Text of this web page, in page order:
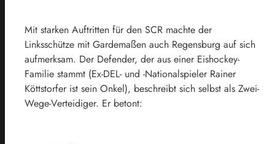
Mit starken Auftritten für den SCR machte der
Linksschütze mit Gardemaßen auch Regensburg auf sich
aufmerksam. Der Defender, der aus einer Eishockey-
Familie stammt (Ex-DEL- und -Nationalspieler Rainer
Köttstorfer ist sein Onkel), beschreibt sich selbst als Zwei-
Wege-Verteidiger. Er betont: